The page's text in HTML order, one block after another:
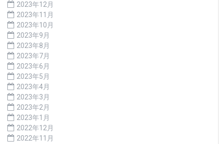
2023年12月
2023年11月
2023年10月
2023年9月
2023年8月
2023年7月
2023年6月
2023年5月
2023年4月
2023年3月
2023年2月
2023年1月
2022年12月
2022年11月